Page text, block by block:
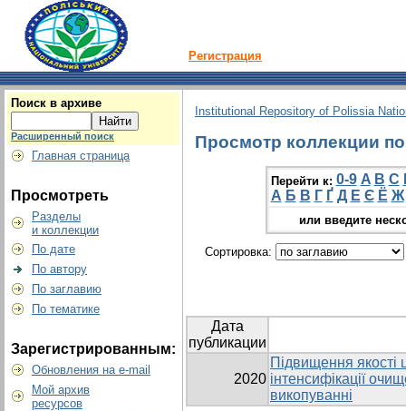
Регистрация
Поиск в архиве
Расширенный поиск
Главная страница
Просмотреть
Разделы
и коллекции
По дате
По автору
По заглавию
По тематике
Зарегистрированным:
Обновления на e-mail
Мой архив
ресурсов
Institutional Repository of Polissia
Просмотр коллекции
Перейти к: 0-9 A B C
А Б В Г Ґ Д Е Є Ё Ж
или введите
Сортировка:
Дата
публикации
2020
Підвищення
інтенсифікації
викопуванні